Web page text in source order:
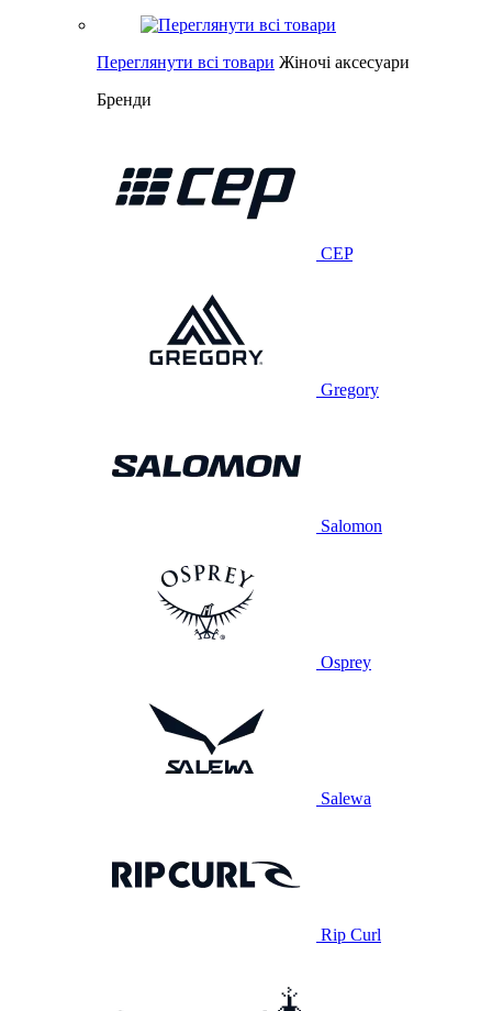
Переглянути всі товари Жіночі аксесуари
Бренди
CEP
Gregory
Salomon
Osprey
Salewa
Rip Curl